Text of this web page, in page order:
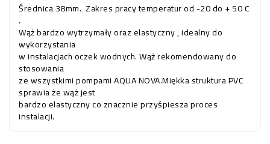
Średnica 38mm. Zakres pracy temperatur od -20 do + 50 C
.
Wąż bardzo wytrzymały oraz elastyczny , idealny do
wykorzystania
w instalacjach oczek wodnych. Wąż rekomendowany do
stosowania
ze wszystkimi pompami AQUA NOVA.Miękka struktura PVC
sprawia że wąż jest
bardzo elastyczny co znacznie przyśpiesza proces
instalacji.